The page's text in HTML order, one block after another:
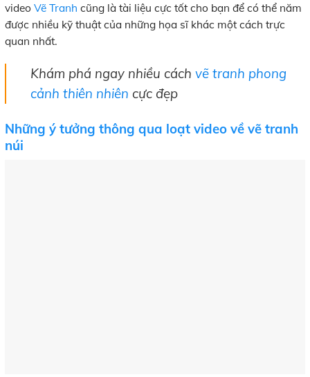
video Vẽ Tranh cũng là tài liệu cực tốt cho bạn để có thể năm
được nhiều kỹ thuật của những họa sĩ khác một cách trực
quan nhất.
Khám phá ngay nhiều cách vẽ tranh phong
cảnh thiên nhiên cực đẹp
Những ý tưởng thông qua loạt video về vẽ tranh
núi